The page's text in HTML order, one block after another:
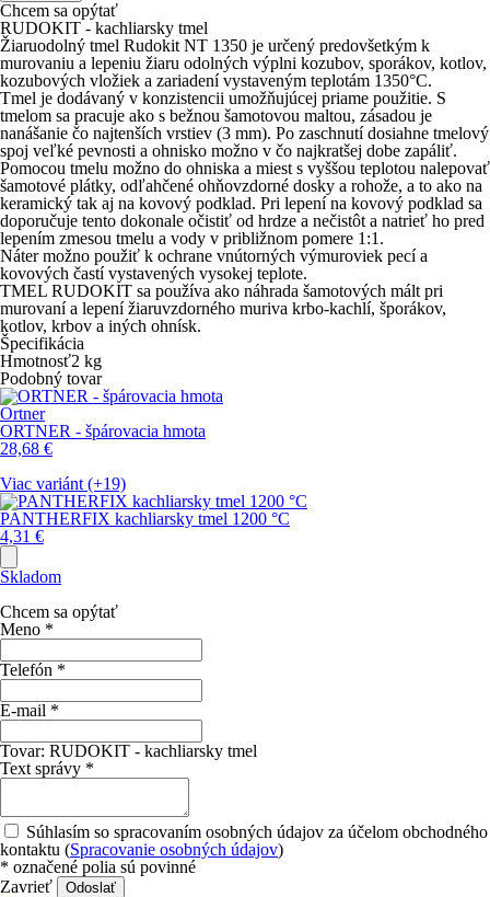
Chcem sa opýtať
RUDOKIT - kachliarsky tmel
Žiaruodolný tmel Rudokit NT 1350 je určený predovšetkým k
murovaniu a lepeniu žiaru odolných výplni kozubov, sporákov, kotlov,
kozubových vložiek a zariadení vystaveným teplotám 1350°C.
Tmel je dodávaný v konzistencii umožňujúcej priame použitie. S
tmelom sa pracuje ako s bežnou šamotovou maltou, zásadou je
nanášanie čo najtenších vrstiev (3 mm). Po zaschnutí dosiahne tmelový
spoj veľké pevnosti a ohnisko možno v čo najkratšej dobe zapáliť.
Pomocou tmelu možno do ohniska a miest s vyššou teplotou nalepovať
šamotové plátky, odľahčené ohňovzdorné dosky a rohože, a to ako na
keramický tak aj na kovový podklad. Pri lepení na kovový podklad sa
doporučuje tento dokonale očistiť od hrdze a nečistôt a natrieť ho pred
lepením zmesou tmelu a vody v približnom pomere 1:1.
Náter možno použiť k ochrane vnútorných výmuroviek pecí a
kovových častí vystavených vysokej teplote.
TMEL RUDOKIT sa používa ako náhrada šamotových mált pri
murovaní a lepení žiaruvzdorného muriva krbo-kachlí, šporákov,
kotlov, krbov a iných ohnísk.
Špecifikácia
Hmotnosť2 kg
Podobný tovar
Ortner
ORTNER - špárovacia hmota
28,68 €
Viac variánt (+19)
PANTHERFIX kachliarsky tmel 1200 °C
4,31 €
Skladom
Chcem sa opýtať
Meno *
Telefón *
E-mail *
Tovar: RUDOKIT - kachliarsky tmel
Text správy *
Súhlasím so spracovaním osobných údajov za účelom obchodného
kontaktu (Spracovanie osobných údajov)
* označené polia sú povinné
Zavrieť
Odoslať